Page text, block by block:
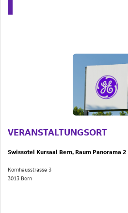
VERANSTALTUNGSORT
Swissotel Kursaal Bern, Raum Panorama 2
Kornhausstrasse 3
3013 Bern